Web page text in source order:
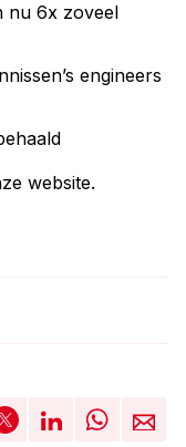
nu 6x zoveel
engineers
website.